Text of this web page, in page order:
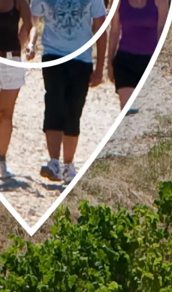
07 août 2026
Oenologie Produits du terroir
Soirée guinguette au
domaine Les Chancel
Mormoiron
19:30
23:00
07 août 2026 et plus
Oenologie Produits du terroir
Accord vin et fruit confit
Apt
17:00
07 août 2026 et plus
Gastronomie
Oenologie
Produits du terroir
Sunset Gourmand du
Domaine l'Ancienne École
Vinsobres
19:00
21:00